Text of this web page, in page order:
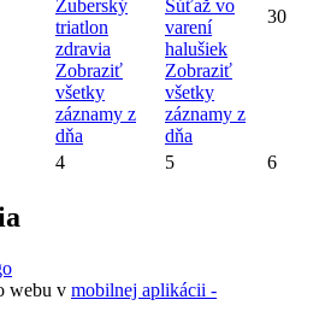
Zuberský
triatlon
zdravia
Zobraziť
všetky
záznamy z
dňa
Súťaž vo
varení
halušiek
Zobraziť
všetky
záznamy z
dňa
30
4 5 6
webu v mobilnej aplikácii -